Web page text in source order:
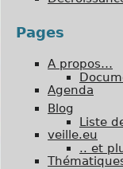
Pages
A propos…
Agenda
Blog
Liste
veille.eu
.. et